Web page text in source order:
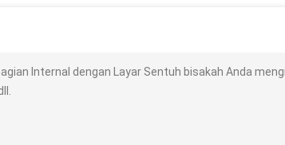
Internal dengan Layar Sentuh bisakah Anda